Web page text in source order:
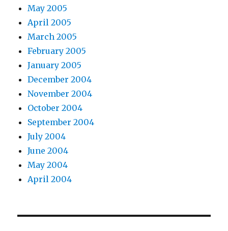
May 2005
April 2005
March 2005
February 2005
January 2005
December 2004
November 2004
October 2004
September 2004
July 2004
June 2004
May 2004
April 2004